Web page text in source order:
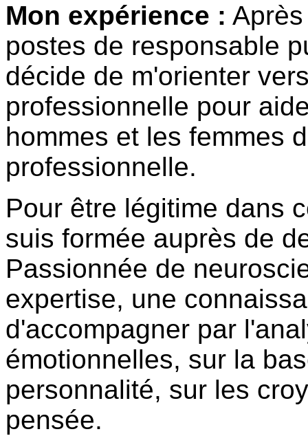
Mon expérience :
postes de responsable
décide de m'orienter
professionnelle pour
hommes et les femmes
professionnelle.
Pour être légitime dans
suis formée auprès de
Passionnée de
expertise, une
d'accompagner par
émotionnelles, sur la
personnalité, sur les
pensée.